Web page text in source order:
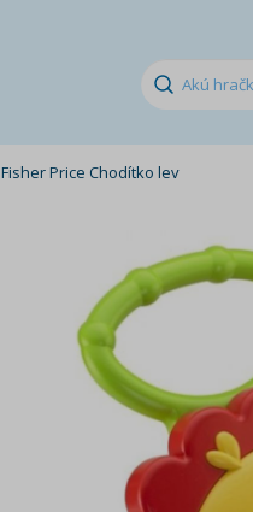
Fisher Price Chodítko lev